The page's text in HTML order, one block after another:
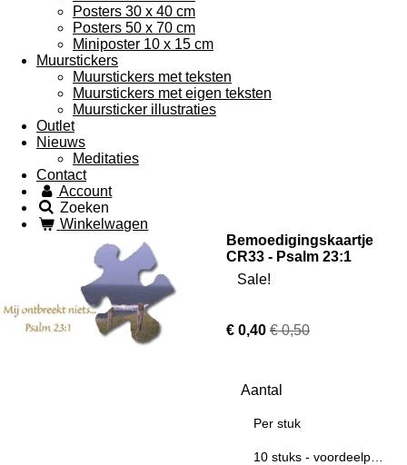
Posters 30 x 40 cm
Posters 50 x 70 cm
Miniposter 10 x 15 cm
Muurstickers
Muurstickers met teksten
Muurstickers met eigen teksten
Muursticker illustraties
Outlet
Nieuws
Meditaties
Contact
Account
Zoeken
Winkelwagen
Bemoedigingskaartje
CR33 - Psalm 23:1
Sale!
€ 0,40 € 0,50
Aantal
Per stuk
10 stuks - voordeelpakket